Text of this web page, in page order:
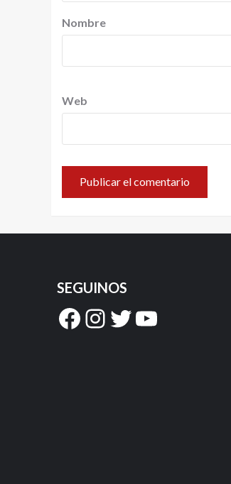
Nombre
Web
SEGUINOS
Facebook
Instagram
Twitter
YouTube